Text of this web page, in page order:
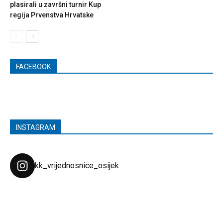
plasirali u završni turnir Kup
regija Prvenstva Hrvatske
FACEBOOK
INSTAGRAM
kk_vrijednosnice_osijek